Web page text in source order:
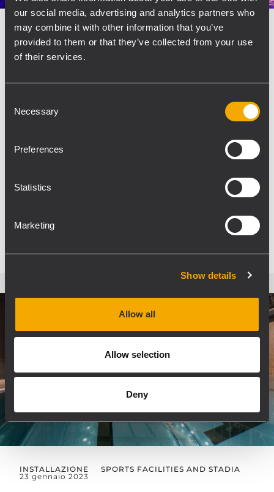
our social media, advertising and analytics partners who
may combine it with other information that you’ve
provided to them or that they’ve collected from your use
of their services.
Selection
Necessary
Preferences
Statistics
Marketing
Show details
Allow all
Allow selection
Deny
INSTALLAZIONE
THEATERS, CONCERT HALLS AND
AUDITORIUMS
NIGHTLIFE AND RESTAURANTS
30
gennaio 2023
Enhances Tbilisi's Upscale Dining
Tbilisi, Georgia - The Tsiskvili Group, a leading
provider of luxury dining experiences in Georgia,
officially opened "Theatre" on November 25th, a
live entertainment and fine dining. Located on...
INSTALLAZIONE
SPORTS FACILITIES AND STADIA
23 gennaio 2023